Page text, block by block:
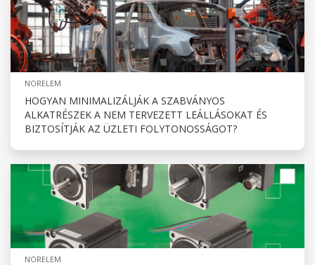
NORELEM
HOGYAN MINIMALIZÁLJÁK A SZABVÁNYOS
ALKATRÉSZEK A NEM TERVEZETT LEÁLLÁSOKAT ÉS
BIZTOSÍTJÁK AZ ÜZLETI FOLYTONOSSÁGOT?
NORELEM